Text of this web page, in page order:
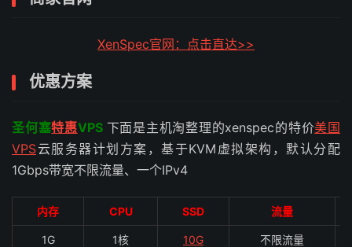
XenSpec官网：点击直达>>
优惠方案
圣何塞特惠VPS 下面是主机淘整理的xenspec的特价美国
VPS云服务器计划方案，基于KVM虚拟架构，默认分配
1Gbps带宽不限流量、一个IPv4
内存 CPU SSD 流量
1G 1核 10G 不限流量